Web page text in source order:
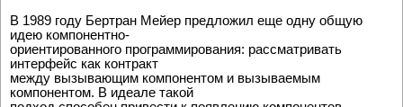
В 1989 году Бертран Мейер предложил еще одну общую
идею компонентно-
ориентированного программирования: рассматривать
интерфейс как контракт
между вызывающим компонентом и вызываемым
компонентом. В идеале такой